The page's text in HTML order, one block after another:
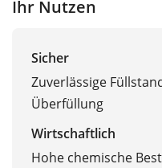
Ihr Nutzen
Sicher
Zuverlässige
Überfüllung
Wirtschaftlich
Hohe chemische